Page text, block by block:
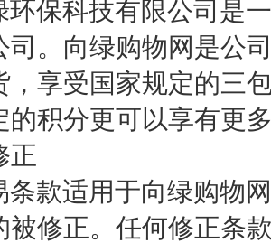
保科技有限公司是
司。向绿购物网是公
，享受国家规定的三
的积分更可以享有更
正
款适用于向绿购物
被修正。任何修正条